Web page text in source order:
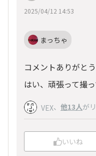
2025/04/12 14:53
まっちゃ
コメントありがと
はい、頑張って撮
VEX、 他13人が
いいね